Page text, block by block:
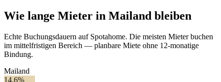
Wie lange Mieter in Mailand bleiben
Echte Buchungsdauern auf Spotahome. Die meisten Mieter buchen
im mittelfristigen Bereich — planbare Miete ohne 12-monatige
Bindung.
Mailand
14.6%